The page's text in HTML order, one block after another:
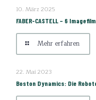
10. März 2025
FABER-CASTELL – 6
Mehr erfahren
22. Mai 2023
Boston Dynamics: Die